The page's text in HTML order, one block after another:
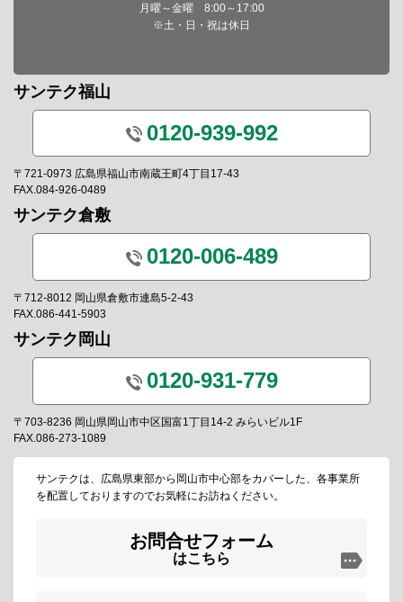
月曜～金曜 8:00～17:00
※土・日・祝は休日
サンテク福山
0120-939-992
〒721-0973 広島県福山市南蔵王町4丁目17-43
FAX.084-926-0489
サンテク倉敷
0120-006-489
〒712-8012 岡山県倉敷市連島5-2-43
FAX.086-441-5903
サンテク岡山
0120-931-779
〒703-8236 岡山県岡山市中区国富1丁目14-2 みらいビル1F
FAX.086-273-1089
サンテクは、広島県東部から岡山市中心部をカバーした、各事業所
を配置しておりますのでお気軽にお訪ねください。
お問合せフォーム
はこちら